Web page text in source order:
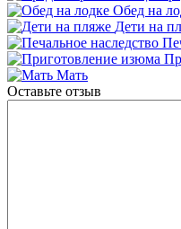
Обед на
Дети на
Мать
Оставьте отзыв